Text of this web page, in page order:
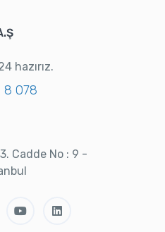
hazırız.
8 078
Cadde No : 9 -